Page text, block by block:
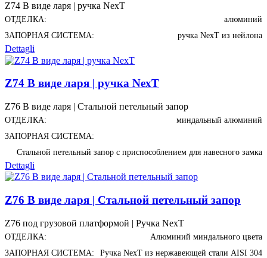
Z74 В виде ларя | ручка NexT
ОТДЕЛКА:
алюминий
ЗАПОРНАЯ СИСТЕМА:
ручка NexT из нейлона
Dettagli
Z74 В виде ларя | ручка NexT
Z76 В виде ларя | Стальной петельный запор
ОТДЕЛКА:
миндальный алюминий
ЗАПОРНАЯ СИСТЕМА:
Стальной петельный запор с приспособлением для навесного замка
Dettagli
Z76 В виде ларя | Стальной петельный запор
Z76 под грузовой платформой | Ручка NexT
ОТДЕЛКА:
Алюминий миндального цвета
ЗАПОРНАЯ СИСТЕМА:
Ручка NexT из нержавеющей стали AISI 304